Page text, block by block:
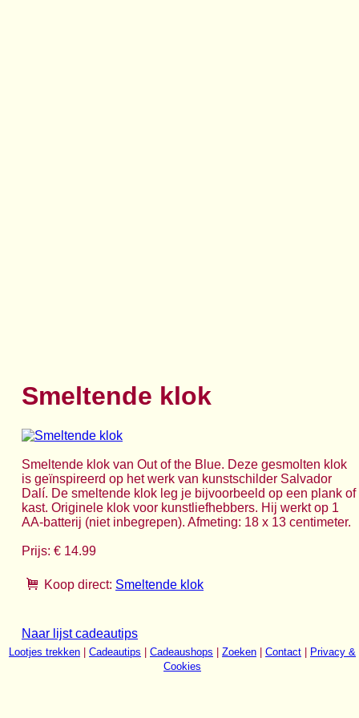
Smeltende klok
Smeltende klok van Out of the Blue. Deze gesmolten klok
is geïnspireerd op het werk van kunstschilder Salvador
Dalí. De smeltende klok leg je bijvoorbeeld op een plank of
kast. Originele klok voor kunstliefhebbers. Hij werkt op 1
AA-batterij (niet inbegrepen). Afmeting: 18 x 13 centimeter.
Prijs: € 14.99
Koop direct: Smeltende klok
Naar lijst cadeautips
Lootjes trekken Cadeautips Cadeaushops Zoeken Contact
Privacy &
Cookies